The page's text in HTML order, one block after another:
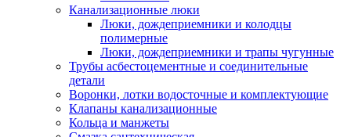
Канализационные люки
Люки, дождеприемники и колодцы
полимерные
Люки, дождеприемники и трапы чугунные
Трубы асбестоцементные и соединительные
детали
Воронки, лотки водосточные и комплектующие
Клапаны канализационные
Кольца и манжеты